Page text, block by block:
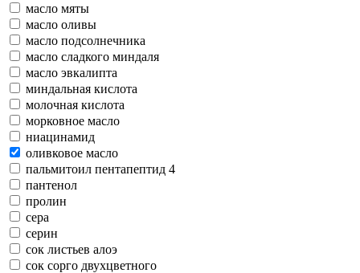
масло мяты
масло оливы
масло подсолнечника
масло сладкого миндаля
масло эвкалипта
миндальная кислота
молочная кислота
морковное масло
ниацинамид
оливковое масло
пальмитоил пентапептид 4
пантенол
пролин
сера
серин
сок листьев алоэ
сок сорго двухцветного